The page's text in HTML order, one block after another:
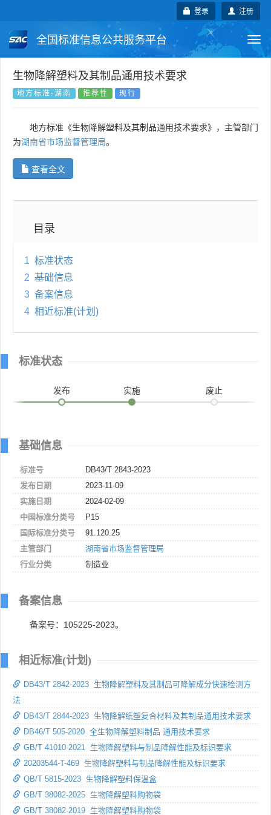
注册
登录
全国标准信息公共服务平台
国家标准 行业标准
国外标准 技术委员会
生物降解塑料及其制品通用技术要求
地方标准-湖南 推荐性 现行
地方标准《生物降解塑料及其制品通用技术要求》，主管部门
为湖南省市场监督管理局。
查看全文
目录
1 标准状态
2 基础信息
3 备案信息
4 相近标准(计划)
标准状态
发布 实施 废止
基础信息
标准号
DB43/T 2843-2023
发布日期
2023-11-09
实施日期
2024-02-09
中国标准分类号
P15
国际标准分类号
91.120.25
主管部门
湖南省市场监督管理局
行业分类
制造业
备案信息
备案号：105225-2023。
相近标准(计划)
DB43/T 2842-2023 生物降解塑料及其制品可降解成分快速检测方
法
DB43/T 2844-2023 生物降解纸塑复合材料及其制品通用技术要求
DB46/T 505-2020 全生物降解塑料制品 通用技术要求
GB/T 41010-2021 生物降解塑料与制品降解性能及标识要求
20203544-T-469 生物降解塑料与制品降解性能及标识要求
QB/T 5815-2023 生物降解塑料保温盒
GB/T 38082-2025 生物降解塑料购物袋
GB/T 38082-2019 生物降解塑料购物袋